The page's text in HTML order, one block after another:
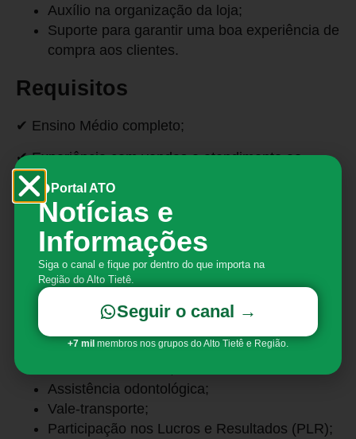
Auxílio na organização da loja;
Suporte para garantir uma boa experiência de
compra aos clientes.
Requisitos
✔ Ensino Médio completo;
✔ Experiência com vendas e atendimento ao
cliente;
✔ Conhecimento básico em Pacote Office;
✔ Boa comunicação e facilidade para trabalhar em
equipe.
Benefícios
A empresa oferece:
Assistência odontológica;
Vale-transporte;
Participação nos Lucros e Resultados (PLR);
Portal ATO
Notícias e
Informações
Siga o canal e fique por dentro do que importa na
Região do Alto Tietê.
Seguir o canal →
+7 mil membros nos grupos do Alto Tietê e Região.